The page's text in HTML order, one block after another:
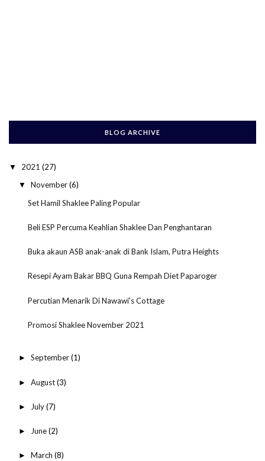
BLOG ARCHIVE
▼ 2021 (27)
▼ November(6)
Set Hamil Shaklee Paling Popular
Beli ESP Percuma Keahlian Shaklee Dan Penghantaran
Buka akaun ASB anak-anak di Bank Islam, Putra Heights
Resepi Ayam Bakar BBQ Guna Rempah Diet Paparoger
Percutian Menarik Di Nawawi's Cottage
Promosi Shaklee November 2021
► September(1)
► August(3)
► July(7)
► June(2)
► March (8)